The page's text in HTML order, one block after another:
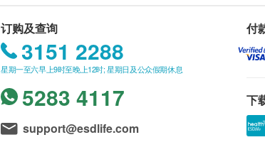
订购及查询
3151 2288
星期一至六早上9时至晚上12时; 星期日及公众假期休息
5283 4117
support@esdlife.com
付
下